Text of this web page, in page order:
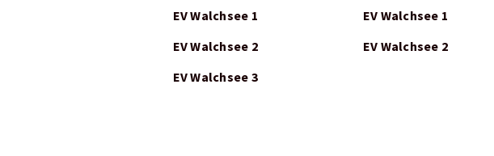
EV Walchsee 1
EV Walchsee 2
EV Walchsee 3
EV Walchsee 1
EV Walchsee 2